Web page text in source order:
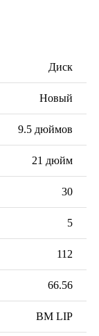
Диск
Новый
9.5 дюймов
21 дюйм
30
5
112
66.56
BM LIP